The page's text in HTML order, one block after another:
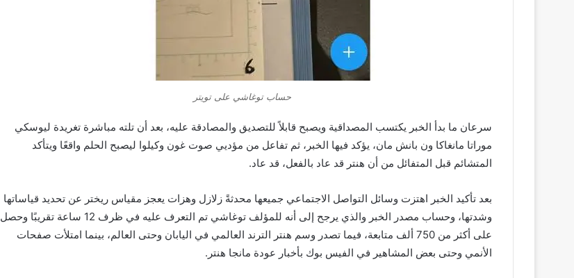
حساب توغاشي على تويتر
سرعان ما بدأ الخبر يكتسب المصداقية ويصبح قابلاً للتصديق والمصادقة عليه، بعد أن تلته مباشرة تغريدة ليوسكي
موراتا مانغاكا ون بانش مان، يؤكد فيها الخبر، ثم تفاعل من مؤديي صوت غون وكيلوا ليصبح الحلم واقعًا ويتأكد
المتشائم قبل المتفائل من أن هنتر قد عاد بالفعل، قد عاد.
بعد تأكيد الخبر اهتزت وسائل التواصل الاجتماعي جميعها محدثةً زلازل وهزات يعجز مقياس ريختر عن تحديد قياساتها
وشدتها، وحساب مصدر الخبر والذي يرجح إلى أنه للمؤلف توغاشي تم التعرف عليه في ظرف 12 ساعة تقريبًا وحصل
على أكثر من 750 ألف متابعة، فيما تصدر وسم هنتر الترند العالمي في اليابان وحتى العالم، بينما امتلأت صفحات
الأنمي وحتى بعض المشاهير في الفيس بوك بأخبار عودة مانجا هنتر.